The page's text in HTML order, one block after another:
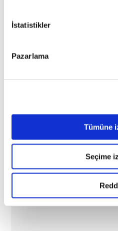
İstatistikler
Pazarlama
Tümüne
Seçime
Multi Defense Age Rescue